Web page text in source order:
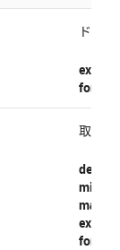
ドメ
format
取得数
default
format